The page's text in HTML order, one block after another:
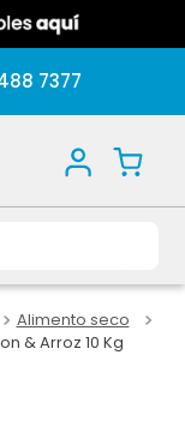
7377
Alimento seco
& Arroz 10 Kg